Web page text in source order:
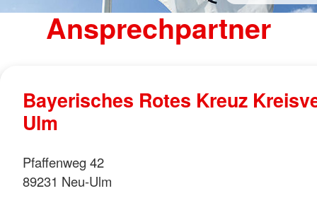
Ansprechpartner
Bayerisches Rotes Kreuz
Ulm
Pfaffenweg 42
89231 Neu-Ulm